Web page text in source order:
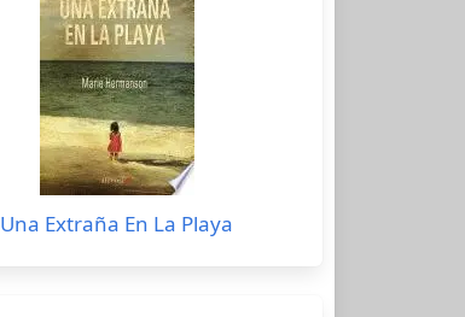
Una Extraña En La Playa